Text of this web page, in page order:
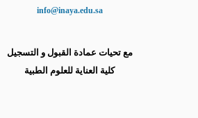
info@inaya.edu.sa
مع تحيات عمادة القبول و التسجيل
كلية العناية للعلوم الطبية